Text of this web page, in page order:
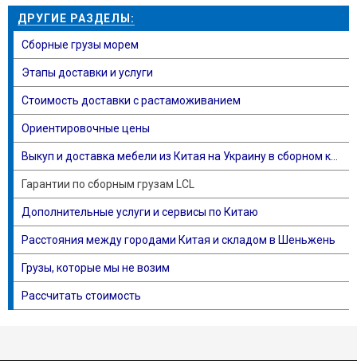
ДРУГИЕ РАЗДЕЛЫ:
Сборные грузы морем
Этапы доставки и услуги
Стоимость доставки с растаможиванием
Ориентировочные цены
Гарантии по сборным грузам LCL
Дополнительные услуги и сервисы по Китаю
Расстояния между городами Китая и складом в Шеньжень
Грузы, которые мы не возим
Рассчитать стоимость